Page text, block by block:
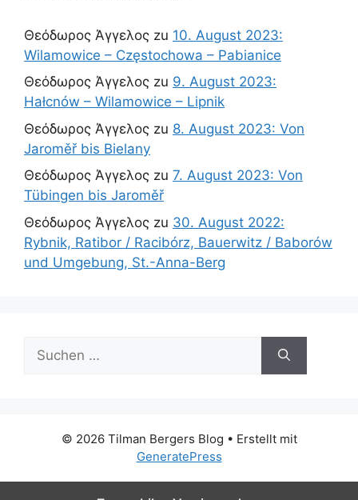
Θεόδωρος Άγγελος zu 10. August 2023:
Wilamowice – Częstochowa – Pabianice
Θεόδωρος Άγγελος zu 9. August 2023:
Hałcnów – Wilamowice – Lipnik
Θεόδωρος Άγγελος zu 8. August 2023: Von
Jaroměř bis Bielany
Θεόδωρος Άγγελος zu 7. August 2023: Von
Tübingen bis Jaroměř
Θεόδωρος Άγγελος zu 30. August 2022:
Rybnik, Ratibor / Racibórz, Bauerwitz / Baborów
und Umgebung, St.-Anna-Berg
nach:
© 2026 Tilman Bergers Blog • Erstellt mit
GeneratePress